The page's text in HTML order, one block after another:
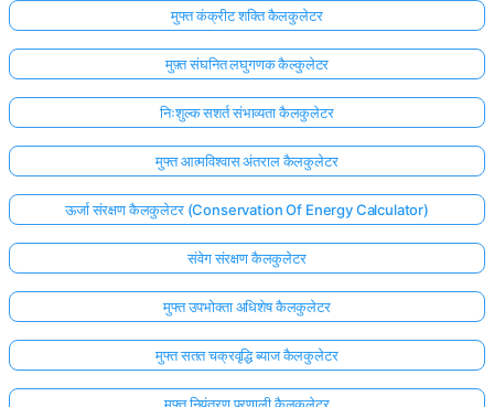
मुफ्त कंक्रीट शक्ति कैलकुलेटर
मुफ़्त संघनित लघुगणक कैल्कुलेटर
निःशुल्क सशर्त संभाव्यता कैलकुलेटर
मुफ्त आत्मविश्वास अंतराल कैलकुलेटर
ऊर्जा संरक्षण कैलकुलेटर (Conservation Of Energy Calculator)
संवेग संरक्षण कैलकुलेटर
मुफ्त उपभोक्ता अधिशेष कैलकुलेटर
मुफ्त सतत चक्रवृद्धि ब्याज कैलकुलेटर